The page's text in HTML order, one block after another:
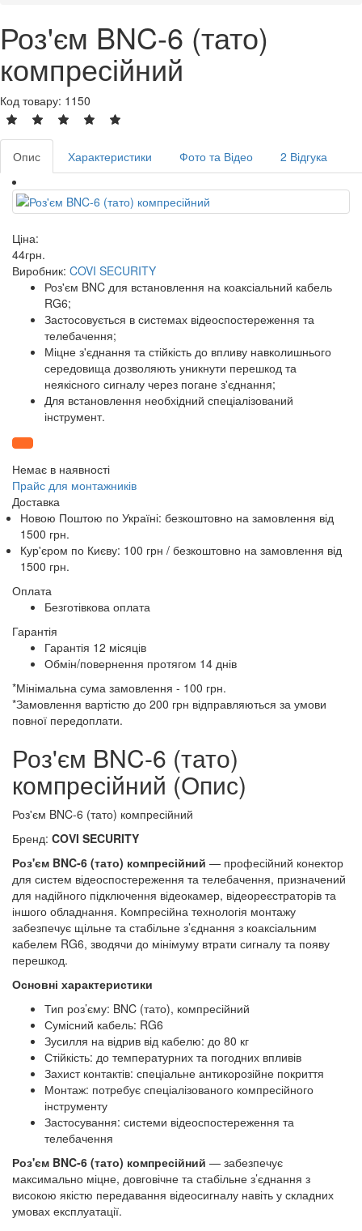
Роз'єм BNC-6 (тато)
компресійний
Код товару: 1150
Опис Характеристики Фото та Відео 2 Відгука
Ціна:
44грн.
Виробник: COVI SECURITY
Роз'єм BNC для встановлення на коаксіальний кабель
RG6;
Застосовується в системах відеоспостереження та
телебачення;
Міцне з'єднання та стійкість до впливу навколишнього
середовища дозволяють уникнути перешкод та
неякісного сигналу через погане з'єднання;
Для встановлення необхідний спеціалізований
інструмент.
Немає в наявності
Прайс для монтажників
Доставка
Новою Поштою по Україні: безкоштовно на замовлення від
1500 грн.
Кур'єром по Києву: 100 грн / безкоштовно на замовлення від
1500 грн.
Оплата
Безготівкова оплата
Гарантія
Гарантія 12 місяців
Обмін/повернення протягом 14 днів
*Мінімальна сума замовлення - 100 грн.
*Замовлення вартістю до 200 грн відправляються за умови
повної передоплати.
Роз'єм BNC-6 (тато)
компресійний (Опис)
Роз'єм BNC-6 (тато) компресійний
Бренд: COVI SECURITY
Роз'єм BNC-6 (тато) компресійний — професійний конектор
для систем відеоспостереження та телебачення, призначений
для надійного підключення відеокамер, відеореєстраторів та
іншого обладнання. Компресійна технологія монтажу
забезпечує щільне та стабільне з’єднання з коаксіальним
кабелем RG6, зводячи до мінімуму втрати сигналу та появу
перешкод.
Основні характеристики
Тип роз’єму: BNC (тато), компресійний
Сумісний кабель: RG6
Зусилля на відрив від кабелю: до 80 кг
Стійкість: до температурних та погодних впливів
Захист контактів: спеціальне антикорозійне покриття
Монтаж: потребує спеціалізованого компресійного
інструменту
Застосування: системи відеоспостереження та
телебачення
Роз'єм BNC-6 (тато) компресійний — забезпечує
максимально міцне, довговічне та стабільне з’єднання з
високою якістю передавання відеосигналу навіть у складних
умовах експлуатації.